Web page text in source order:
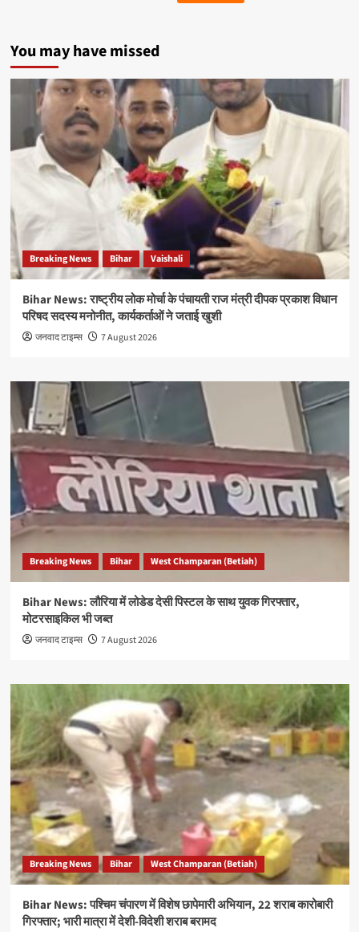
You may have missed
Breaking News Bihar Vaishali
Bihar News: राष्ट्रीय लोक मोर्चा के पंचायती राज मंत्री दीपक प्रकाश विधान
परिषद सदस्य मनोनीत, कार्यकर्ताओं ने जताई खुशी
जनवाद टाइम्स 7 August 2026
Breaking News Bihar West Champaran (Betiah)
Bihar News: लौरिया में लोडेड देसी पिस्टल के साथ युवक गिरफ्तार,
मोटरसाइकिल भी जब्त
जनवाद टाइम्स 7 August 2026
Breaking News Bihar West Champaran (Betiah)
Bihar News: पश्चिम चंपारण में विशेष छापेमारी अभियान, 22 शराब कारोबारी
गिरफ्तार; भारी मात्रा में देशी-विदेशी शराब बरामद